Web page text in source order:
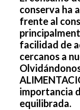
conserva ha
frente al
facilidad de
cercanos a
importancia
equilibrada.